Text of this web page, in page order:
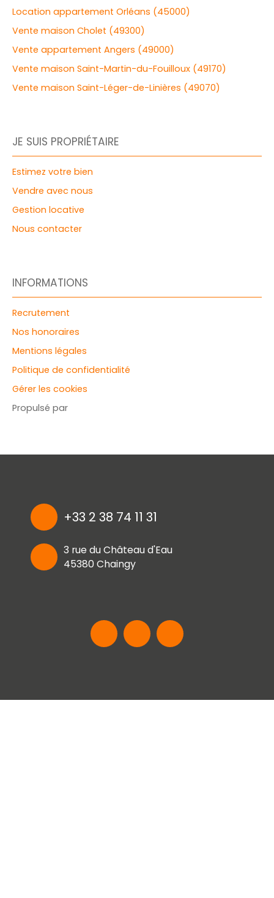
Location appartement Orléans (45000)
Vente maison Cholet (49300)
Vente appartement Angers (49000)
Vente maison Saint-Martin-du-Fouilloux (49170)
Vente maison Saint-Léger-de-Linières (49070)
JE SUIS PROPRIÉTAIRE
Estimez votre bien
Vendre avec nous
Gestion locative
Nous contacter
INFORMATIONS
Recrutement
Nos honoraires
Mentions légales
Politique de confidentialité
Gérer les cookies
Propulsé par
+33 2 38 74 11 31
3 rue du Château d'Eau
45380 Chaingy